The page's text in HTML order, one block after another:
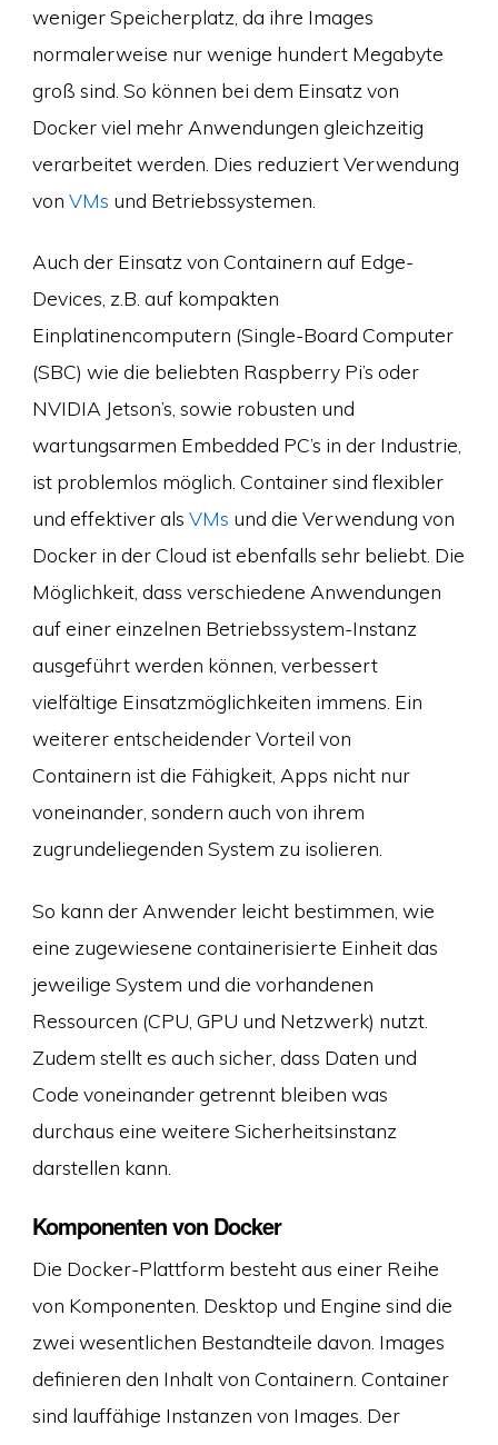
weniger Speicherplatz, da ihre Images
normalerweise nur wenige hundert Megabyte
groß sind. So können bei dem Einsatz von
Docker viel mehr Anwendungen gleichzeitig
verarbeitet werden. Dies reduziert Verwendung
von VMs und Betriebssystemen.
Auch der Einsatz von Containern auf Edge-
Devices, z.B. auf kompakten
Einplatinencomputern (Single-Board Computer
(SBC) wie die beliebten Raspberry Pi’s oder
NVIDIA Jetson’s, sowie robusten und
wartungsarmen Embedded PC’s in der Industrie,
ist problemlos möglich. Container sind flexibler
und effektiver als VMs und die Verwendung von
Docker in der Cloud ist ebenfalls sehr beliebt. Die
Möglichkeit, dass verschiedene Anwendungen
auf einer einzelnen Betriebssystem-Instanz
ausgeführt werden können, verbessert
vielfältige Einsatzmöglichkeiten immens. Ein
weiterer entscheidender Vorteil von
Containern ist die Fähigkeit, Apps nicht nur
voneinander, sondern auch von ihrem
zugrundeliegenden System zu isolieren.
So kann der Anwender leicht bestimmen, wie
eine zugewiesene containerisierte Einheit das
jeweilige System und die vorhandenen
Ressourcen (CPU, GPU und Netzwerk) nutzt.
Zudem stellt es auch sicher, dass Daten und
Code voneinander getrennt bleiben was
durchaus eine weitere Sicherheitsinstanz
darstellen kann.
Komponenten von Docker
Die Docker-Plattform besteht aus einer Reihe
von Komponenten. Desktop und Engine sind die
zwei wesentlichen Bestandteile davon. Images
definieren den Inhalt von Containern. Container
sind lauffähige Instanzen von Images. Der